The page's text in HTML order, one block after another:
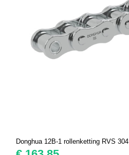
Donghua 12B-1 rollenketting RVS 304